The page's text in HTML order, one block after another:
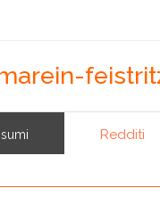
Redditi